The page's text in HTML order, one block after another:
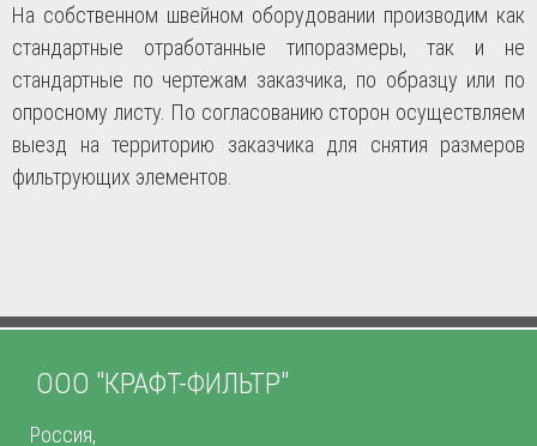
На собственном швейном оборудовании производим как
стандартные отработанные типоразмеры, так и не
стандартные по чертежам заказчика, по образцу или по
опросному листу. По согласованию сторон осуществляем
выезд на территорию заказчика для снятия размеров
фильтрующих элементов.
ООО "КРАФТ-ФИЛЬТР"
Россия,